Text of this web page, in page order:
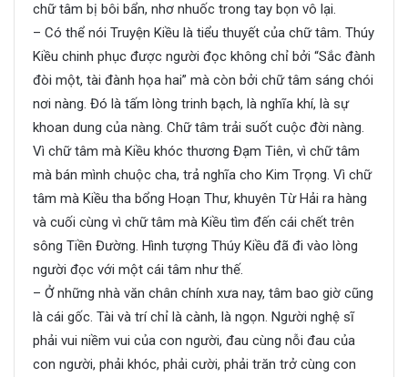
chữ tâm bị bôi bẩn, nhơ nhuốc trong tay bọn vô lại.
– Có thể nói Truyện Kiều là tiểu thuyết của chữ tâm. Thúy
Kiều chinh phục được người đọc không chỉ bởi “Sắc đành
đòi một, tài đành họa hai” mà còn bởi chữ tâm sáng chói
nơi nàng. Đó là tấm lòng trinh bạch, là nghĩa khí, là sự
khoan dung của nàng. Chữ tâm trải suốt cuộc đời nàng.
Vì chữ tâm mà Kiều khóc thương Đạm Tiên, vì chữ tâm
mà bán mình chuộc cha, trả nghĩa cho Kim Trọng. Vì chữ
tâm mà Kiều tha bổng Hoạn Thư, khuyên Từ Hải ra hàng
và cuối cùng vì chữ tâm mà Kiều tìm đến cái chết trên
sông Tiền Đường. Hình tượng Thúy Kiều đã đi vào lòng
người đọc với một cái tâm như thế.
– Ở những nhà văn chân chính xưa nay, tâm bao giờ cũng
là cái gốc. Tài và trí chỉ là cành, là ngọn. Người nghệ sĩ
phải vui niềm vui của con người, đau cùng nỗi đau của
con người, phải khóc, phải cười, phải trăn trở cùng con